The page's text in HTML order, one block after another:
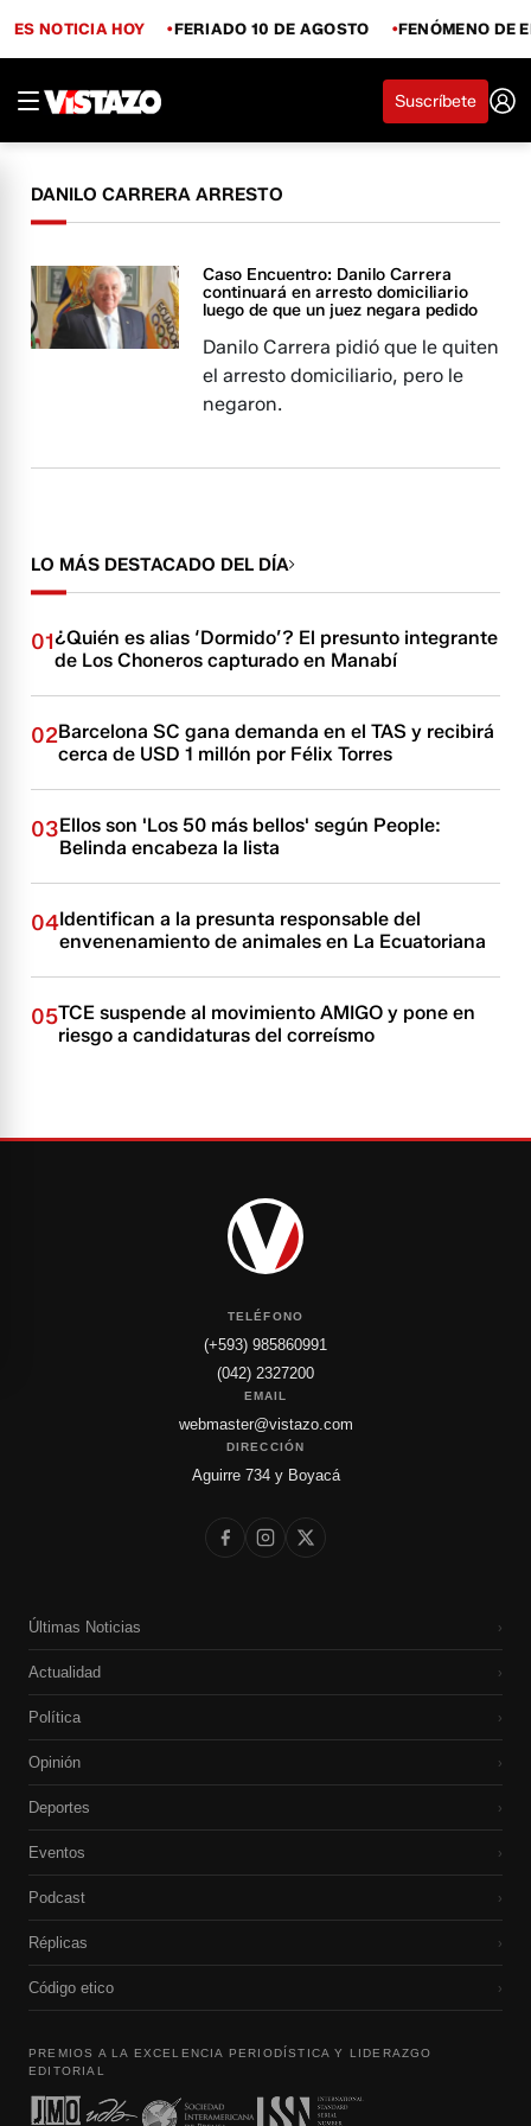
ES NOTICIA HOY FERIADO 10 DE AGOSTO FENÓMENO DE
Suscríbete
DANILO CARRERA ARRESTO
Caso Encuentro: Danilo Carrera
continuará en arresto domiciliario
luego de que un juez negara pedido
Danilo Carrera pidió que le quiten
el arresto domiciliario, pero le
negaron.
LO MÁS DESTACADO DEL DÍA
01¿Quién es alias ‘Dormido’? El presunto integrante
de Los Choneros capturado en Manabí
02Barcelona SC gana demanda en el TAS y recibirá
cerca de USD 1 millón por Félix Torres
03Ellos son 'Los 50 más bellos' según People:
Belinda encabeza la lista
04Identifican a la presunta responsable del
envenenamiento de animales en La Ecuatoriana
05TCE suspende al movimiento AMIGO y pone en
riesgo a candidaturas del correísmo
TELÉFONO
(+593) 985860991
(042) 2327200
EMAIL
webmaster@vistazo.com
DIRECCIÓN
Aguirre 734 y Boyacá
Últimas Noticias ›
Actualidad ›
Política ›
Opinión ›
Deportes ›
Eventos ›
Podcast ›
Réplicas ›
Código etico ›
PREMIOS A LA EXCELENCIA PERIODÍSTICA Y LIDERAZGO
EDITORIAL